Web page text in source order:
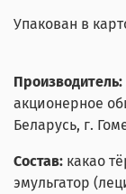
Упакован в
Производитель:
акционерное
Беларусь, г.
Состав: какао
эмульгатор